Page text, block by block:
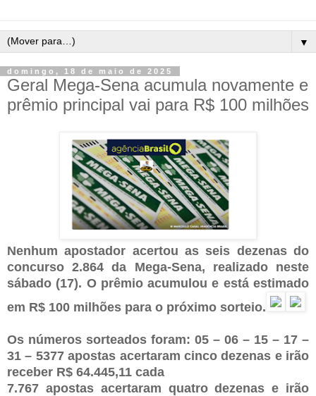
▼
domingo, 18 de maio de 2025
Geral Mega-Sena acumula novamente e
prêmio principal vai para R$ 100 milhões
Nenhum apostador acertou as seis dezenas do
concurso 2.864 da Mega-Sena, realizado neste
sábado (17). O prêmio acumulou e está estimado
em R$ 100 milhões para o próximo sorteio.
Os números sorteados foram: 05 – 06 – 15 – 17 –
31 – 5377 apostas acertaram cinco dezenas e irão
receber R$ 64.445,11 cada
7.767 apostas acertaram quatro dezenas e irão